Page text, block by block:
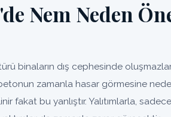
Nem Neden
binaların dış cephesinde
zamanla hasar görmesine
fakat bu yanlıştır. Yalıtımlarla,